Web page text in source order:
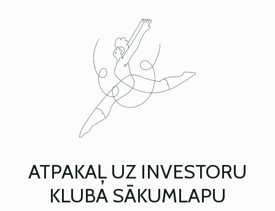
ATPAKAĻ UZ INVESTORU
KLUBA SĀKUMLAPU